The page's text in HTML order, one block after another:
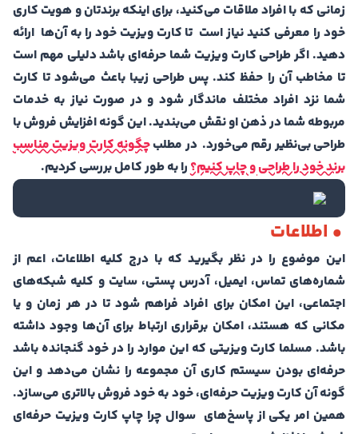
زمانی که با افراد ملاقات می‌کنید، برای اینکه برندتان و هویت کاری
خود را معرفی کنید نیاز است تا کارت ویزیت خود را به آن‌ها ارائه
دهید. اگر طراحی کارت ویزیت شما حرفه‌ای باشد دلیلی مهم است
تا مخاطب آن را حفظ کند. پس طراحی زیبا باعث می‌شود تا کارت
شما نزد افراد مختلف ماندگار شود و در صورت نیاز به خدمات
مربوطه شما در ذهن او نقش می‌بندید. این گونه افزایش فروش با
طراحی بی‌نظیر رقم می‌خورد. در مطلبچگونه کارت ویزیت مناسب
برند خود را طراحی و چاپ کنیم؟را به طور کامل بررسی کردیم.
• اطلاعات
این موضوع را در نظر بگیرید که با درج کلیه اطلاعات، اعم از
شماره‌های تماس، ایمیل، آدرس پستی، سایت و کلیه شبکه‌های
اجتماعی، این امکان برای افراد فراهم شود تا در هر زمان و یا
مکانی که هستند، امکان برقراری ارتباط برای آن‌ها وجود داشته
باشد. مسلما کارت ویزیتی که این موارد را در خود گنجانده باشد
حرفه‌ای بودن سیستم کاری آن مجموعه را نشان می‌دهد و این
گونه آن کارت ویزیت حرفه‌ای، خود به خود فروش بالاتری می‌سازد.
همین امر یکی از پاسخ‌های سوال چرا چاپ کارت ویزیت حرفه‌ای